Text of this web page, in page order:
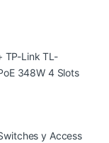
TP-Link TL-
348W 4 Slots
y Access